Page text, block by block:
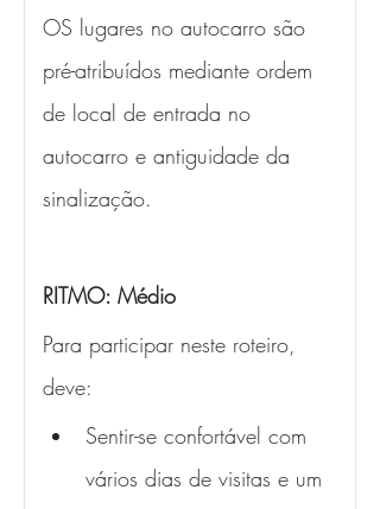
OS lugares no autocarro são
pré-atribuídos mediante ordem
de local de entrada no
autocarro e antiguidade da
sinalização.
RITMO: Médio
Para participar neste roteiro,
deve:
Sentir-se confortável com
vários dias de visitas e um